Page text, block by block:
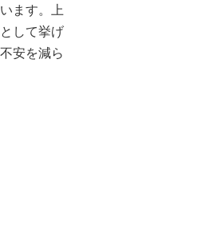
ます。上
して挙げ
安を減ら